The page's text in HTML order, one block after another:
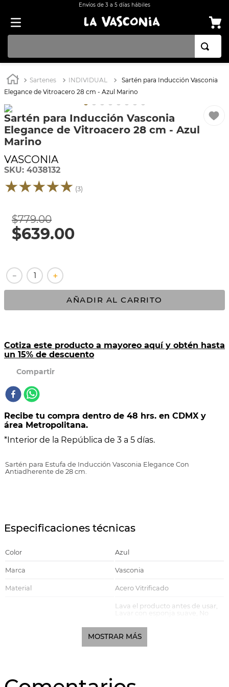
Envíos de 3 a 5 días hábiles
Sartenes INDIVIDUAL
Sartén para Inducción Vasconia
Elegance de Vitroacero 28 cm - Azul Marino
Sartén para Inducción Vasconia
Elegance de Vitroacero 28 cm - Azul
Marino
VASCONIA
SKU: 4038132
★★★★★ (3)
$779.00
$639.00
＋
－
AÑADIR AL CARRITO
Cotiza este producto a mayoreo aquí y obtén hasta
un 15% de descuento
Recibe tu compra dentro de 48 hrs. en CDMX y
área Metropolitana.
*Interior de la República de 3 a 5 días.
Sartén para Estufa de Inducción Vasconia Elegance Con
Antiadherente de 28 cm.
Especificaciones técnicas
Color Azul
Marca Vasconia
Material Acero Vitrificado
Lava el producto antes de usar,
Lavar con esponja suave, No
dentro del sartén, Evitar lavar
cuando el producto esté
caliente, No sobrecalentar al
vacío, Utiliza utensilios de nylon,
MOSTRAR MÁS
1. BATERÍA COCINA EKCO ALUMINIO ANTIADHERENTE 32 PIEZAS
3. OLLA
4. ARROCERA
5. SARTEN
6. INDUCCIÓN
7. VAPORERAS
9. BATERÍA